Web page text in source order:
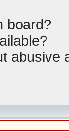
board?
abusive